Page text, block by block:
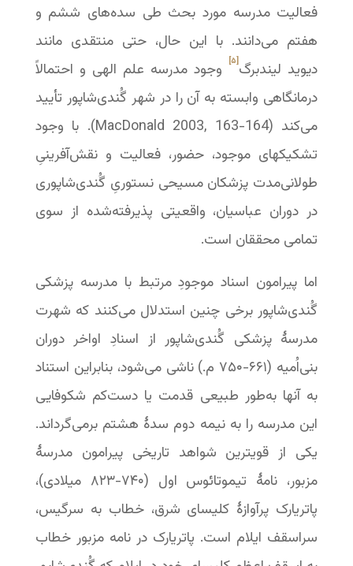
فعالیت مدرسه مورد بحث طی سده‌های ششم و
هفتم می‌دانند. با این حال، حتی منتقدی مانند
دیوید لیندبرگ[۵]
وجود مدرسه علم الهی و احتمالاً
درمانگاهی وابسته به آن را در شهر گُندی‌شاپور تأیید
می‌کند (MacDonald 2003, 163-164). با وجود
تشکیکهای موجود، حضور، فعالیت و نقش‌آفرینیِ
طولانی‌مدت پزشکان مسیحی نستوریِ گُندی‌شاپوری
در دوران عباسیان، واقعیتی پذیرفته‌شده از سوی
تمامی محققان است.
اما پیرامون اسناد موجودِ مرتبط با مدرسه پزشکی
گُندی‌شاپور برخی چنین استدلال می‌کنند که شهرت
مدرسهٔ پزشکی گُندی‌شاپور از اسنادِ اواخر دوران
بنی‌اُمیه (۶۶۱-‏۷۵۰ م.) ناشی می‌شود، بنابراین استناد
به آنها به‌طور طبیعی قدمت یا دست‌کم شکوفایی
این مدرسه را به نیمه دوم سدهٔ هشتم برمی‌گرداند.
یکی از قویترین شواهد تاریخی پیرامون مدرسهٔ
مزبور، نامهٔ تیموتائوس اول (۷۴۰-‏۸۲۳ میلادی)،
پاتریارک پرآوازۀ کلیسای شرق، خطاب به سرگیس،
سراسقف ایلام است. پاتریارک در نامه مزبور خطاب